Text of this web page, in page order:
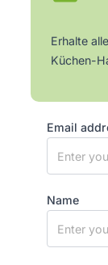
Erhalte
Küchen-
Email
Name